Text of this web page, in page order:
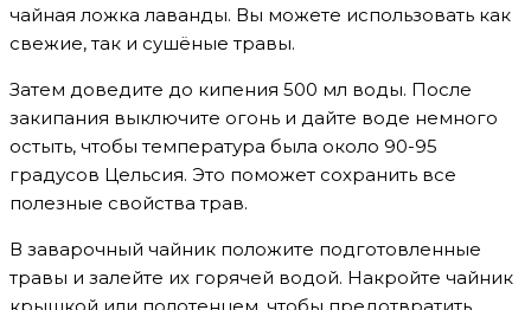
чайная ложка лаванды. Вы можете использовать как
свежие, так и сушёные травы.
Затем доведите до кипения 500 мл воды. После
закипания выключите огонь и дайте воде немного
остыть, чтобы температура была около 90-95
градусов Цельсия. Это поможет сохранить все
полезные свойства трав.
В заварочный чайник положите подготовленные
травы и залейте их горячей водой. Накройте чайник